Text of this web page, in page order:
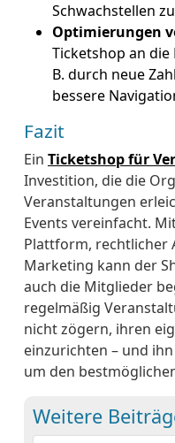
Schwachstellen
Optimierungen
Ticketshop an die
B. durch neue
bessere
Fazit
Ein Ticketshop für
Investition, die die
Veranstaltungen
Events vereinfacht.
Plattform, rechtlicher
Marketing kann der
auch die Mitglieder
regelmäßig
nicht zögern, ihren
einzurichten – und
um den
Weitere